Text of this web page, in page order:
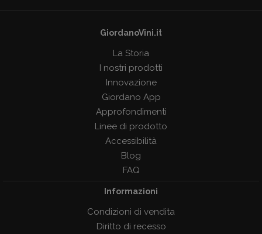
GiordanoVini.it
La Storia
I nostri prodotti
Innovazione
Giordano App
Approfondimenti
Linee di prodotto
Accessibilità
Blog
FAQ
Informazioni
Condizioni di vendita
Diritto di recesso